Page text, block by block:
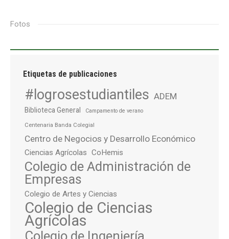
Fotos
Etiquetas de publicaciones
#logrosestudiantiles ADEM
Biblioteca General Campamento de verano
Centenaria Banda Colegial
Centro de Negocios y Desarrollo Económico
Ciencias Agrícolas CoHemis
Colegio de Administración de
Empresas
Colegio de Artes y Ciencias
Colegio de Ciencias
Agrícolas
Colegio de Ingeniería